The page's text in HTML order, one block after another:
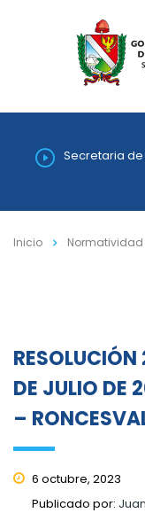
Secretaria de
Inicio Normatividad
DE JULIO DE
–
6 octubre, 2023
Publicado por: